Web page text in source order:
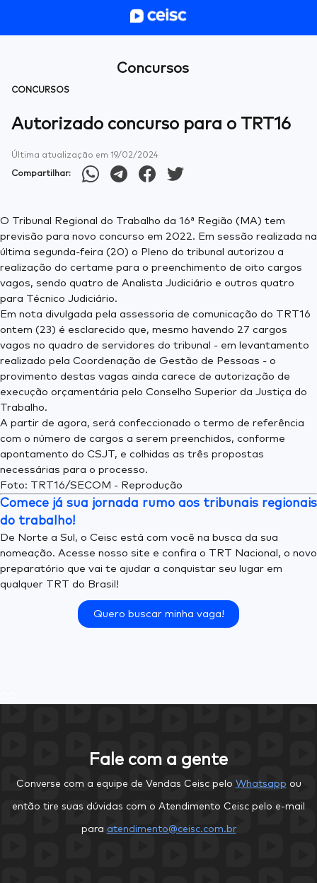
Concursos
CONCURSOS
Autorizado concurso para o TRT16
Última atualização em 19/02/2024
Compartilhar:
O Tribunal Regional do Trabalho da 16ª Região (MA) tem
previsão para novo concurso em 2022. Em sessão realizada na
última segunda-feira (20) o Pleno do tribunal autorizou a
realização do certame para o preenchimento de oito cargos
vagos, sendo quatro de Analista Judiciário e outros quatro
para Técnico Judiciário.
Em nota divulgada pela assessoria de comunicação do TRT16
ontem (23) é esclarecido que, mesmo havendo 27 cargos
vagos no quadro de servidores do tribunal - em levantamento
realizado pela Coordenação de Gestão de Pessoas - o
provimento destas vagas ainda carece de autorização de
execução orçamentária pelo Conselho Superior da Justiça do
Trabalho.
A partir de agora, será confeccionado o termo de referência
com o número de cargos a serem preenchidos, conforme
apontamento do CSJT, e colhidas as três propostas
necessárias para o processo.
Foto: TRT16/SECOM - Reprodução
Comece já sua jornada rumo aos tribunais regionais
do trabalho!
De Norte a Sul, o Ceisc está com você na busca da sua
nomeação. Acesse nosso site e confira o TRT Nacional, o novo
preparatório que vai te ajudar a conquistar seu lugar em
qualquer TRT do Brasil!
Quero buscar minha vaga!
Fale com a gente
Converse com a equipe de Vendas Ceisc pelo Whatsapp ou
então tire suas dúvidas com o Atendimento Ceisc pelo e-mail
para atendimento@ceisc.com.br